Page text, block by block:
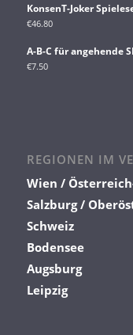
KonsenT-Joker
€46.80
A-B-C für angehende
€7.50
REGIONEN IM
Wien /
Salzburg /
Schweiz
Bodensee
Augsburg
Leipzig